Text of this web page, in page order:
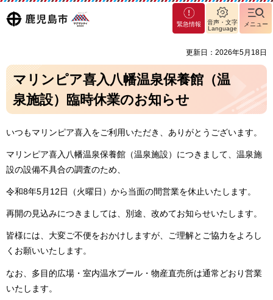
鹿児島
マグ
マシ
緊急情報
音声・文字
Language
メニュー
更新日：2026年5月18日
マリンピア喜入八幡温泉保養館（温
泉施設）臨時休業のお知らせ
いつもマリンピア喜入をご利用いただき、ありがとうございます。
マリンピア喜入八幡温泉保養館（温泉施設）につきまして、温泉施
設の設備不具合の調査のため、
令和8年5月12日（火曜日）から当面の間営業を休止いたします。
再開の見込みにつきましては、別途、改めてお知らせいたします。
皆様には、大変ご不便をおかけしますが、ご理解とご協力をよろし
くお願いいたします。
なお、多目的広場・室内温水プール・物産直売所は通常どおり営業
いたします。